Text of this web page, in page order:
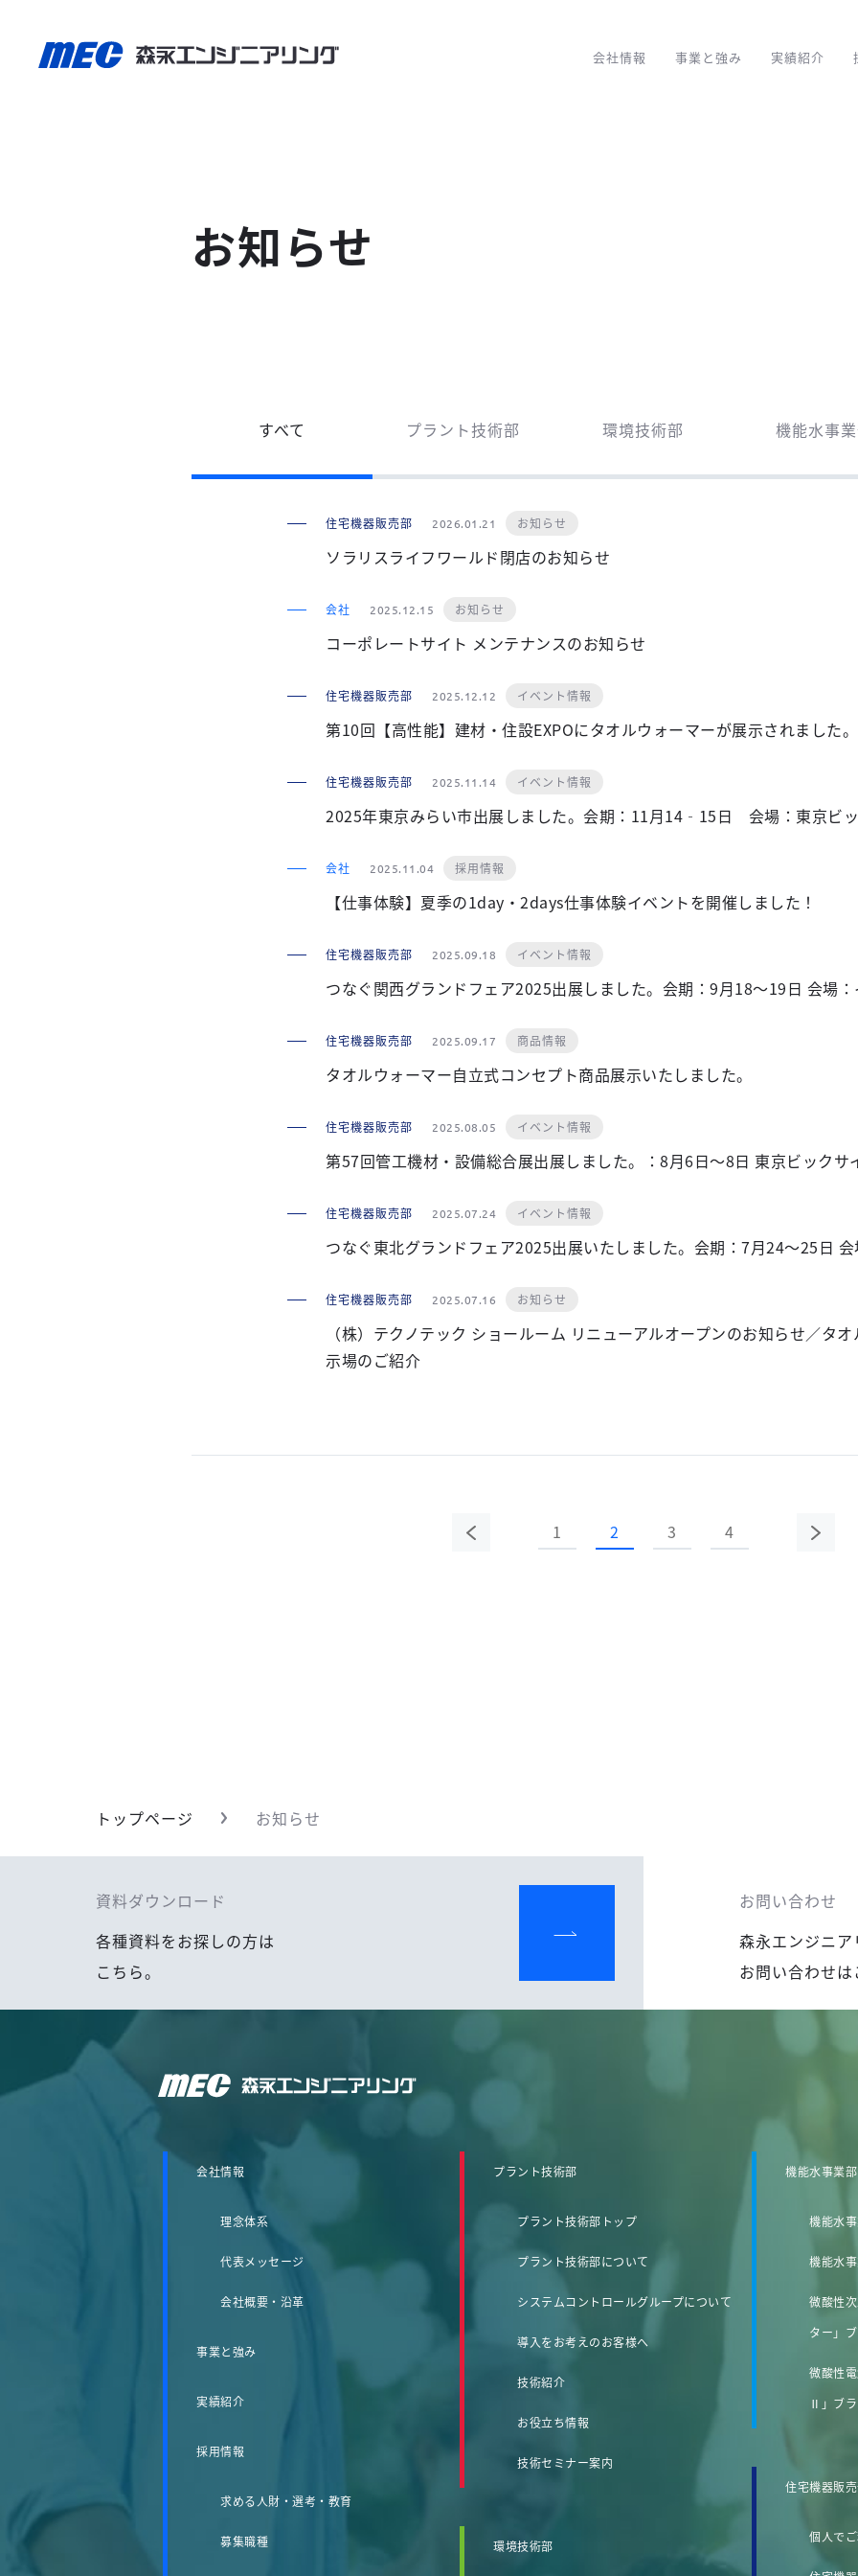
会社情報 事業と強み 実績紹介
お知らせ
すべて プラント技術部 環境技術部 機能水事
住宅機器販売部 2026.01.21 お知らせ
ソラリスライフワールド閉店のお知らせ
会社 2025.12.15 お知らせ
コーポレートサイト メンテナンスのお知らせ
住宅機器販売部 2025.12.12 イベント情報
第10回【高性能】建材・住設EXPOにタオルウォーマーが展示されました。
住宅機器販売部 2025.11.14 イベント情報
2025年東京みらい市出展しました。会期：11月14‐15日 会場：東京ビ
会社 2025.11.04 採用情報
【仕事体験】夏季の1day・2days仕事体験イベントを開催しました！
住宅機器販売部 2025.09.18 イベント情報
つなぐ関西グランドフェア2025出展しました。会期：9月18～19日 会場
住宅機器販売部 2025.09.17 商品情報
タオルウォーマー自立式コンセプト商品展示いたしました。
住宅機器販売部 2025.08.05 イベント情報
第57回管工機材・設備総合展出展しました。：8月6日～8日 東京ビックサ
住宅機器販売部 2025.07.24 イベント情報
つなぐ東北グランドフェア2025出展いたしました。会期：7月24～25日
住宅機器販売部 2025.07.16 お知らせ
（株）テクノテック ショールーム リニューアルオープンのお知らせ／タ
示場のご紹介
1 2 3
4
トップページ お知らせ
資料ダウンロード
各種資料をお探しの方は
こちら。
お問い合わせ
森永エンジニ
お問い合わせは
会社情報
理念体系
代表メッセージ
会社概要・沿革
事業と強み
実績紹介
採用情報
求める人財・選考・教育
募集職種
プラント技術部
プラント技術部トップ
プラント技術部について
システムコントロールグループについて
導入をお考えのお客様へ
技術紹介
お役立ち情報
技術セミナー案内
環境技術部
機能水事業部
機能水
機能水
微酸性
ター」
微酸性
Ⅱ」ブラ
住宅機器販
個人で